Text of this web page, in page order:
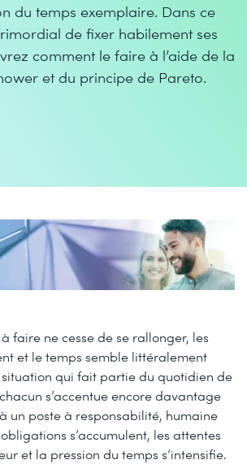
du temps exemplaire. Dans ce
de fixer habilement ses
comment le faire à l’aide de la
et du principe de Pareto.
faire ne cesse de se rallonger, les
et le temps semble littéralement
situation qui fait partie du quotidien de
s’accentue encore davantage
un poste à responsabilité, humaine
s’accumulent, les attentes
et la pression du temps s’intensifie.